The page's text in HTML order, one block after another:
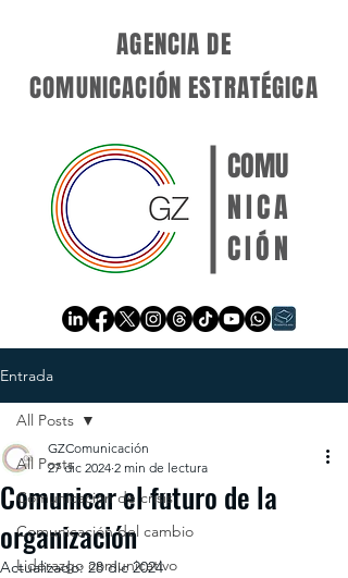
COMU
NICA
CIÓN
AGENCIA DE
COMUNICACIÓN ESTRATÉGICA
Entrada
All Posts
Comunicación de crisis
Comunicación del cambio
Liderazgo comunicativo
All Posts
Comunicar el futuro de la
organización
GZComunicación
27 dic 2024 2 min de lectura
Actualizado: 28 dic 2024